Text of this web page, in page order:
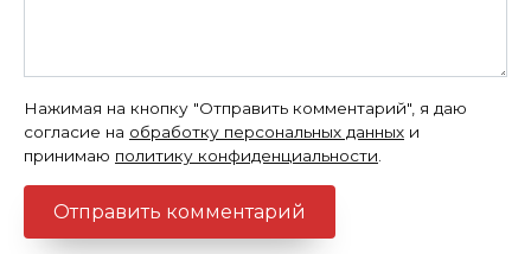
Нажимая на кнопку "Отправить комментарий", я даю
согласие на обработку персональных данных и
принимаю политику конфиденциальности